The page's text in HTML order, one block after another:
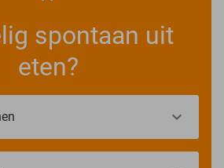
spontaan uit
eten?